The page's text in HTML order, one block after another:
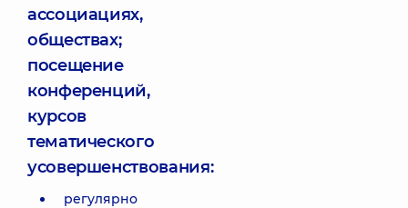
ассоциациях,
обществах;
посещение
конференций,
курсов
тематического
усовершенствования:
регулярно